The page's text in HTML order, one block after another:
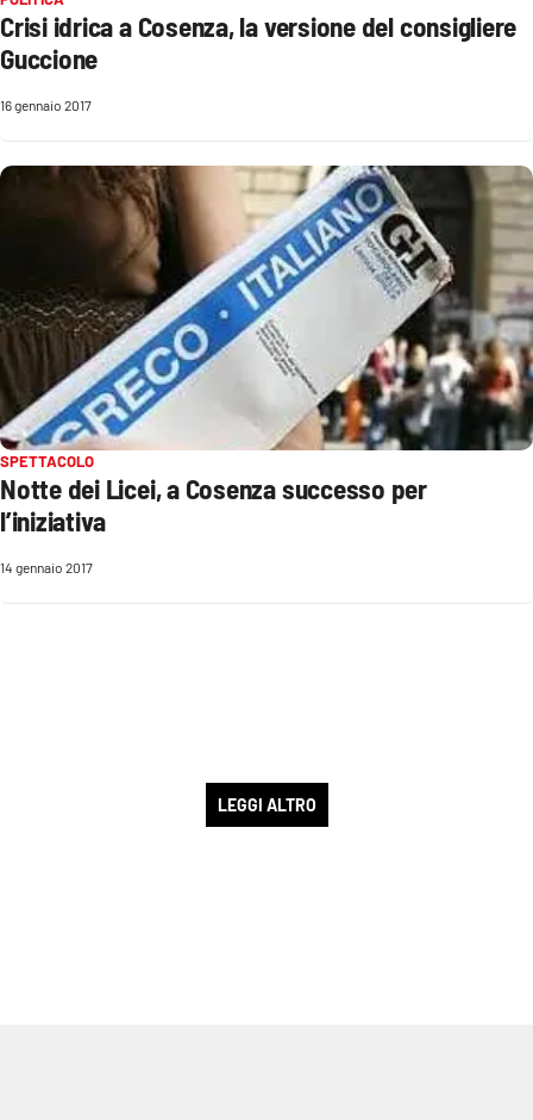
Crisi idrica a Cosenza, la versione del consigliere
Guccione
16 gennaio 2017
SPETTACOLO
Notte dei Licei, a Cosenza successo per
l’iniziativa
14 gennaio 2017
LEGGI ALTRO